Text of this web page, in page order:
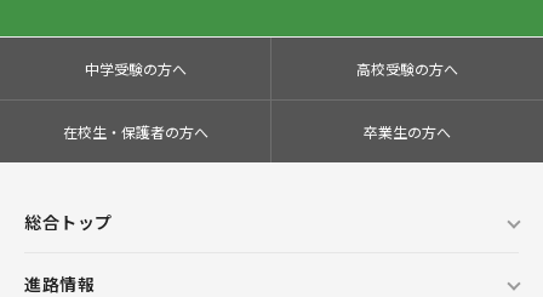
中学受験の方へ 高校受験の方へ
在校生・保護者の方へ 卒業生の方へ
総合トップ
進路情報